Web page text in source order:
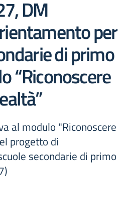
DM
per
di primo
“Riconoscere
al modulo "Riconoscere
progetto di
secondarie di primo